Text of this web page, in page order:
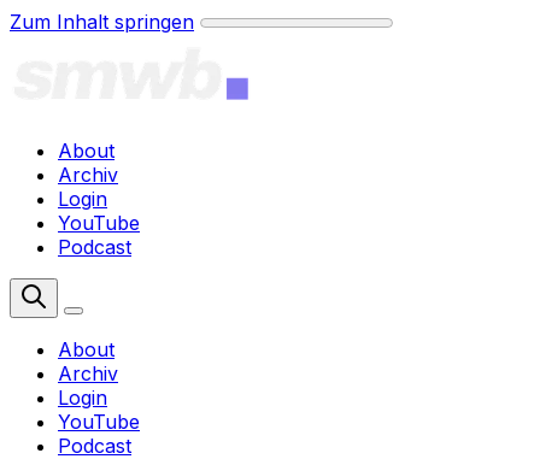
Zum Inhalt springen
About
Archiv
Login
YouTube
Podcast
About
Archiv
Login
YouTube
Podcast